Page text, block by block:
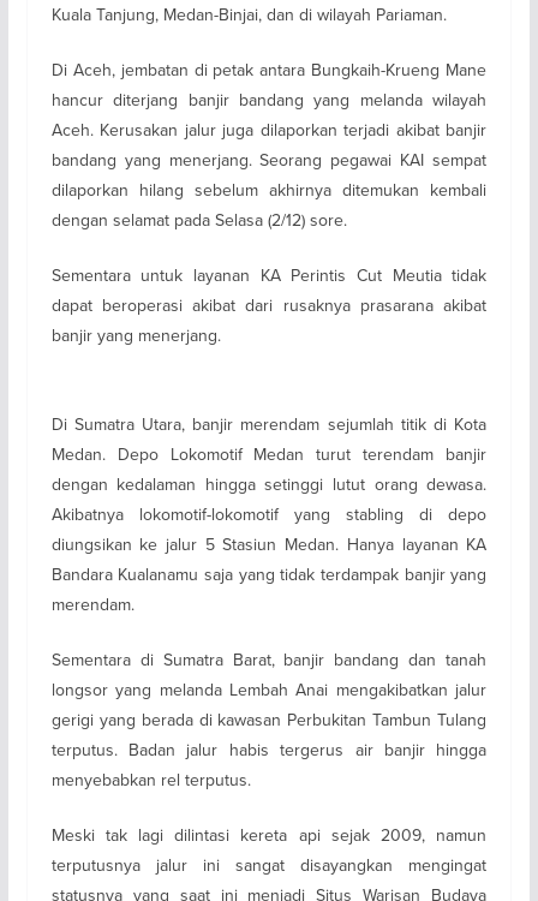
Kuala Tanjung, Medan-Binjai, dan di wilayah Pariaman.
Di Aceh, jembatan di petak antara Bungkaih-Krueng Mane
hancur diterjang banjir bandang yang melanda wilayah
Aceh. Kerusakan jalur juga dilaporkan terjadi akibat banjir
bandang yang menerjang. Seorang pegawai KAI sempat
dilaporkan hilang sebelum akhirnya ditemukan kembali
dengan selamat pada Selasa (2/12) sore.
Sementara untuk layanan KA Perintis Cut Meutia tidak
dapat beroperasi akibat dari rusaknya prasarana akibat
banjir yang menerjang.
Di Sumatra Utara, banjir merendam sejumlah titik di Kota
Medan. Depo Lokomotif Medan turut terendam banjir
dengan kedalaman hingga setinggi lutut orang dewasa.
Akibatnya lokomotif-lokomotif yang stabling di depo
diungsikan ke jalur 5 Stasiun Medan. Hanya layanan KA
Bandara Kualanamu saja yang tidak terdampak banjir yang
merendam.
Sementara di Sumatra Barat, banjir bandang dan tanah
longsor yang melanda Lembah Anai mengakibatkan jalur
gerigi yang berada di kawasan Perbukitan Tambun Tulang
terputus. Badan jalur habis tergerus air banjir hingga
menyebabkan rel terputus.
Meski tak lagi dilintasi kereta api sejak 2009, namun
terputusnya jalur ini sangat disayangkan mengingat
statusnya yang saat ini menjadi Situs Warisan Budaya